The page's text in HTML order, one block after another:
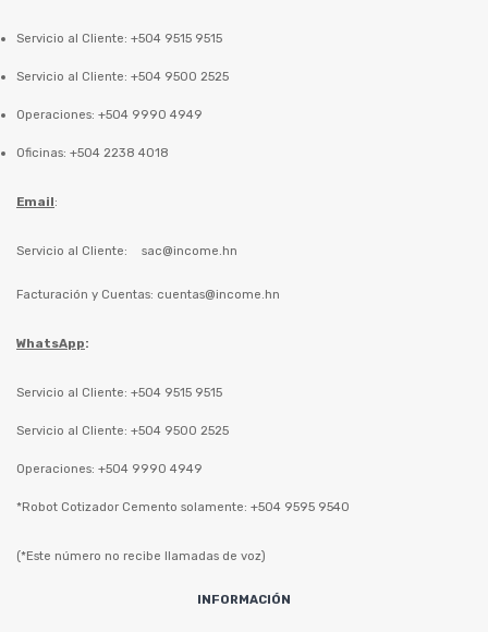
Servicio al Cliente: +504 9515 9515
Servicio al Cliente: +504 9500 2525
Operaciones: +504 9990 4949
Oficinas: +504 2238 4018
Email:
Servicio al Cliente: sac@income.hn
Facturación y Cuentas: cuentas@income.hn
WhatsApp:
Servicio al Cliente: +504 9515 9515
Servicio al Cliente: +504 9500 2525
Operaciones: +504 9990 4949
*Robot Cotizador Cemento solamente: +504 9595 9540
(*Este número no recibe llamadas de voz)
INFORMACIÓN